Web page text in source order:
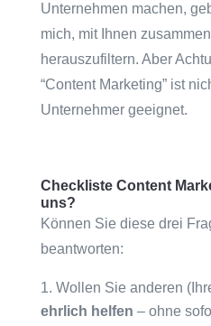
Unternehmen machen,
mich, mit Ihnen
herauszufiltern. Aber
“Content Marketing” ist
Unternehmer geeignet.
Checkliste Content
uns?
Können Sie diese drei
beantworten:
Wollen Sie anderen
ehrlich helfen – ohne